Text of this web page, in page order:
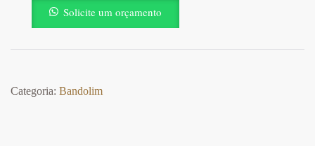
Solicite um orçamento
Categoria: Bandolim